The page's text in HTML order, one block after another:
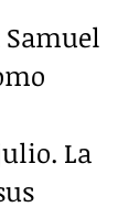
Samuel
La